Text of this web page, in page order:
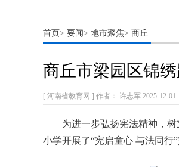
首页> 要闻> 地市聚焦> 商丘
商丘市梁园区锦
[ 河南省教育网 ] 作者： 许志军 2025-12-01
为进一步弘扬宪法精神，
小学开展了“宪启童心 与法同行